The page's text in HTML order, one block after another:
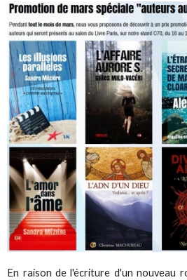
En raison de l'écriture d'un nouveau